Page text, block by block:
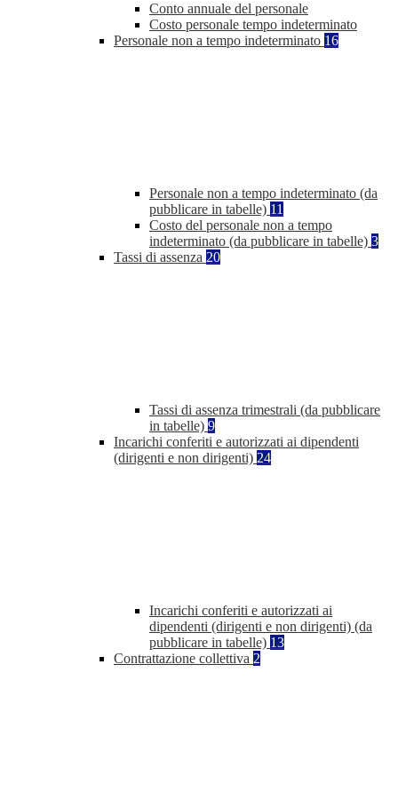
Conto annuale del personale
Costo personale tempo indeterminato
Personale non a tempo indeterminato 16
Personale non a tempo indeterminato (da
pubblicare in tabelle) 11
Costo del personale non a tempo
indeterminato (da pubblicare in tabelle) 3
Tassi di assenza 20
Tassi di assenza trimestrali (da pubblicare
in tabelle) 9
Incarichi conferiti e autorizzati ai dipendenti
(dirigenti e non dirigenti) 24
Incarichi conferiti e autorizzati ai
dipendenti (dirigenti e non dirigenti) (da
pubblicare in tabelle) 13
Contrattazione collettiva 2